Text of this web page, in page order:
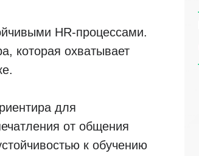
HR-процессами.
которая охватывает
для
от общения
к обучению